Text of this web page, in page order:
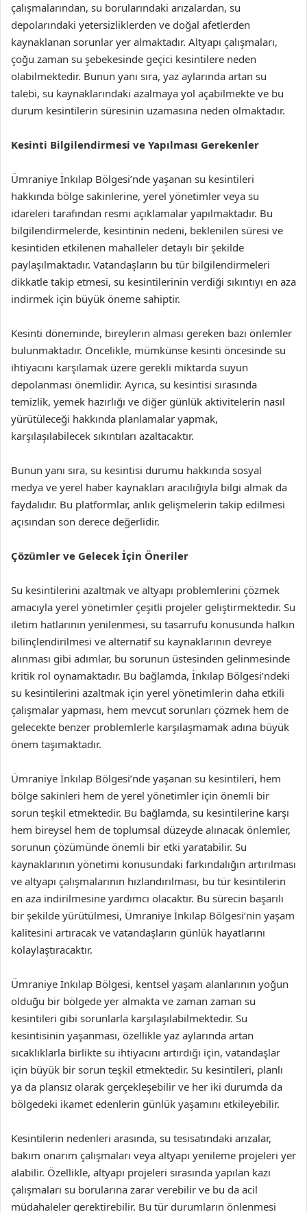
çalışmalarından, su borularındaki arızalardan, su
depolarındaki yetersizliklerden ve doğal afetlerden
kaynaklanan sorunlar yer almaktadır. Altyapı çalışmaları,
çoğu zaman su şebekesinde geçici kesintilere neden
olabilmektedir. Bunun yanı sıra, yaz aylarında artan su
talebi, su kaynaklarındaki azalmaya yol açabilmekte ve bu
durum kesintilerin süresinin uzamasına neden olmaktadır.
Kesinti Bilgilendirmesi ve Yapılması Gerekenler
Ümraniye İnkılap Bölgesi’nde yaşanan su kesintileri
hakkında bölge sakinlerine, yerel yönetimler veya su
idareleri tarafından resmi açıklamalar yapılmaktadır. Bu
bilgilendirmelerde, kesintinin nedeni, beklenilen süresi ve
kesintiden etkilenen mahalleler detaylı bir şekilde
paylaşılmaktadır. Vatandaşların bu tür bilgilendirmeleri
dikkatle takip etmesi, su kesintilerinin verdiği sıkıntıyı en aza
indirmek için büyük öneme sahiptir.
Kesinti döneminde, bireylerin alması gereken bazı önlemler
bulunmaktadır. Öncelikle, mümkünse kesinti öncesinde su
ihtiyacını karşılamak üzere gerekli miktarda suyun
depolanması önemlidir. Ayrıca, su kesintisi sırasında
temizlik, yemek hazırlığı ve diğer günlük aktivitelerin nasıl
yürütüleceği hakkında planlamalar yapmak,
karşılaşılabilecek sıkıntıları azaltacaktır.
Bunun yanı sıra, su kesintisi durumu hakkında sosyal
medya ve yerel haber kaynakları aracılığıyla bilgi almak da
faydalıdır. Bu platformlar, anlık gelişmelerin takip edilmesi
açısından son derece değerlidir.
Çözümler ve Gelecek İçin Öneriler
Su kesintilerini azaltmak ve altyapı problemlerini çözmek
amacıyla yerel yönetimler çeşitli projeler geliştirmektedir. Su
iletim hatlarının yenilenmesi, su tasarrufu konusunda halkın
bilinçlendirilmesi ve alternatif su kaynaklarının devreye
alınması gibi adımlar, bu sorunun üstesinden gelinmesinde
kritik rol oynamaktadır. Bu bağlamda, İnkılap Bölgesi’ndeki
su kesintilerini azaltmak için yerel yönetimlerin daha etkili
çalışmalar yapması, hem mevcut sorunları çözmek hem de
gelecekte benzer problemlerle karşılaşmamak adına büyük
önem taşımaktadır.
Ümraniye İnkılap Bölgesi’nde yaşanan su kesintileri, hem
bölge sakinleri hem de yerel yönetimler için önemli bir
sorun teşkil etmektedir. Bu bağlamda, su kesintilerine karşı
hem bireysel hem de toplumsal düzeyde alınacak önlemler,
sorunun çözümünde önemli bir etki yaratabilir. Su
kaynaklarının yönetimi konusundaki farkındalığın artırılması
ve altyapı çalışmalarının hızlandırılması, bu tür kesintilerin
en aza indirilmesine yardımcı olacaktır. Bu sürecin başarılı
bir şekilde yürütülmesi, Ümraniye İnkılap Bölgesi’nin yaşam
kalitesini artıracak ve vatandaşların günlük hayatlarını
kolaylaştıracaktır.
Ümraniye İnkılap Bölgesi, kentsel yaşam alanlarının yoğun
olduğu bir bölgede yer almakta ve zaman zaman su
kesintileri gibi sorunlarla karşılaşılabilmektedir. Su
kesintisinin yaşanması, özellikle yaz aylarında artan
sıcaklıklarla birlikte su ihtiyacını artırdığı için, vatandaşlar
için büyük bir sorun teşkil etmektedir. Su kesintileri, planlı
ya da plansız olarak gerçekleşebilir ve her iki durumda da
bölgedeki ikamet edenlerin günlük yaşamını etkileyebilir.
Kesintilerin nedenleri arasında, su tesisatındaki arızalar,
bakım onarım çalışmaları veya altyapı yenileme projeleri yer
alabilir. Özellikle, altyapı projeleri sırasında yapılan kazı
çalışmaları su borularına zarar verebilir ve bu da acil
müdahaleler gerektirebilir. Bu tür durumların önlenmesi